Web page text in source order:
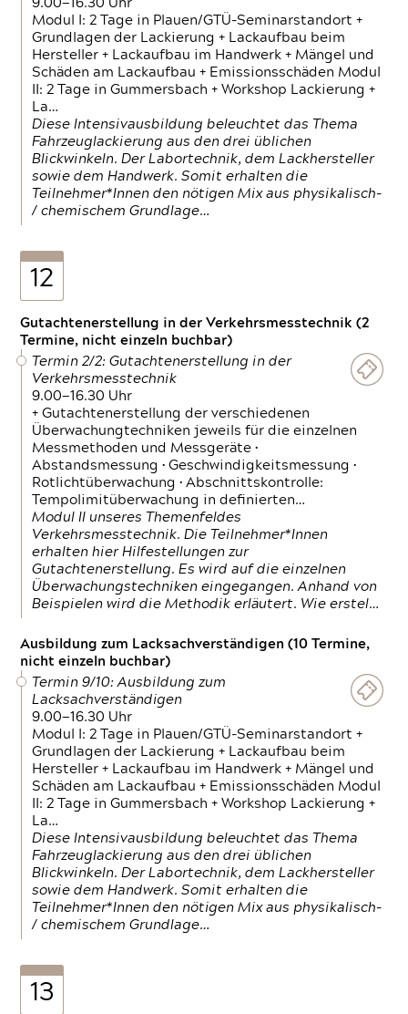
9.00—16.30 Uhr
Modul I: 2 Tage in Plauen/GTÜ-Seminarstandort +
Grundlagen der Lackierung + Lackaufbau beim
Hersteller + Lackaufbau im Handwerk + Mängel und
Schäden am Lackaufbau + Emissionsschäden Modul
II: 2 Tage in Gummersbach + Workshop Lackierung +
La…
Diese Intensivausbildung beleuchtet das Thema
Fahrzeuglackierung aus den drei üblichen
Blickwinkeln. Der Labortechnik, dem Lackhersteller
sowie dem Handwerk. Somit erhalten die
Teilnehmer*Innen den nötigen Mix aus physikalisch-
/ chemischem Grundlage…
12
Gutachtenerstellung in der Verkehrsmesstechnik (2
Termine, nicht einzeln buchbar)
Termin 2/2: Gutachtenerstellung in der
Verkehrsmesstechnik
9.00—16.30 Uhr
+ Gutachtenerstellung der verschiedenen
Überwachungtechniken jeweils für die einzelnen
Messmethoden und Messgeräte •
Abstandsmessung • Geschwindigkeitsmessung •
Rotlichtüberwachung • Abschnittskontrolle:
Tempolimitüberwachung in definierten…
Modul II unseres Themenfeldes
Verkehrsmesstechnik. Die Teilnehmer*Innen
erhalten hier Hilfestellungen zur
Gutachtenerstellung. Es wird auf die einzelnen
Überwachungstechniken eingegangen. Anhand von
Beispielen wird die Methodik erläutert. Wie erstel…
Ausbildung zum Lacksachverständigen (10 Termine,
nicht einzeln buchbar)
Termin 9/10: Ausbildung zum
Lacksachverständigen
9.00—16.30 Uhr
Modul I: 2 Tage in Plauen/GTÜ-Seminarstandort +
Grundlagen der Lackierung + Lackaufbau beim
Hersteller + Lackaufbau im Handwerk + Mängel und
Schäden am Lackaufbau + Emissionsschäden Modul
II: 2 Tage in Gummersbach + Workshop Lackierung +
La…
Diese Intensivausbildung beleuchtet das Thema
Fahrzeuglackierung aus den drei üblichen
Blickwinkeln. Der Labortechnik, dem Lackhersteller
sowie dem Handwerk. Somit erhalten die
Teilnehmer*Innen den nötigen Mix aus physikalisch-
/ chemischem Grundlage…
13